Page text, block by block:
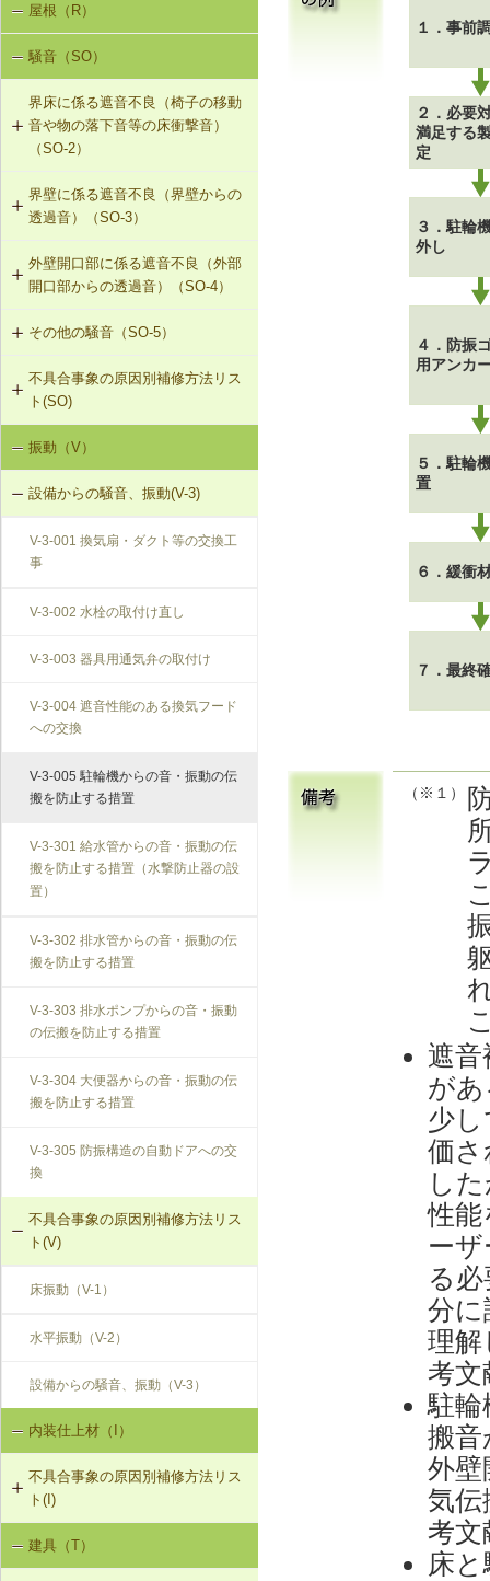
ル）
G-2-313 注入口付アンカーピンニン
G-2-701 シール工法（ALCパネル）
G-2-702 Uカットモルタル充填工法
（ALCパネル）
G-2-703 Uカットシール材充填工法
（ALCパネル）
G-2-704 欠損部充填工法（ALCパネ
ル）
天井のたわみ（C-1）
屋根（R）
騒音（SO）
界床に係る遮音不良（椅子の移動
音や物の落下音等の床衝撃音）
（SO-2）
SO-2-301 軽量床衝撃音に対する遮
音性能のある乾式二重床への交換
SO-2-302 軽量床衝撃音に対する遮
音性能のある直張り床への交換
界壁に係る遮音不良（界壁からの
透過音）（SO-3）
SO-3-301 せっこうボード直張り工
法の空げき部分へのモルタル充填
SO-3-302 コンセントボックスが対
面する位置にあるRC造の界壁の補修
SO-3-303 断熱材の折り返し部分に
せっこうボード直張り工法を採用し
たRC造の界壁の補修
外壁開口部に係る遮音不良（外部
開口部からの透過音）（SO-4）
SO-4-301 遮音性能のある外部建具
への交換
その他の騒音（SO-5）
SO-5-301 弾力性のあるビニル床シ
ート材への交換
SO-5-302 バルコニー手すりの風騒
音（笛吹き音）を防止する補助部材
の設置
不具合事象の原因別補修方法リス
ト(SO)
界床に係る遮音不良（床歩行音等の
床衝撃音）（SO-1）
界床に係る遮音不良（椅子の移動音
や物の落下音等の床衝撃音）（SO-
2）
界壁に係る遮音不良（界壁からの透
口部からの透過音）（SO-4）
振動（V）
設備からの騒音、振動(V-3)
V-3-001 換気扇・ダクト等の交換工
事
V-3-002 水栓の取付け直し
V-3-003 器具用通気弁の取付け
V-3-004 遮音性能のある換気フード
への交換
V-3-005 駐輪機からの音・振動の伝
搬を防止する措置
V-3-301 給水管からの音・振動の伝
搬を防止する措置（水撃防止器の設
置）
V-3-302 排水管からの音・振動の伝
搬を防止する措置
V-3-303 排水ポンプからの音・振動
の伝搬を防止する措置
V-3-304 大便器からの音・振動の伝
搬を防止する措置
V-3-305 防振構造の自動ドアへの交
換
不具合事象の原因別補修方法リス
ト(V)
床振動（V-1）
水平振動（V-2）
設備からの騒音、振動（V-3）
内装仕上材（I）
不具合事象の原因別補修方法リス
ト(I)
内装仕上材の汚損（I-1）
建具（T）
１．事前
２．必要
満足する
定
３．駐輪
外し
４．防振
用アンカ
５．駐輪
置
６．緩衝
７．最終
（※１）
遮
が
少
価さ
し
性能
ー
る
分に
理解
考文
駐輪
搬音
外壁
気伝
考文
床